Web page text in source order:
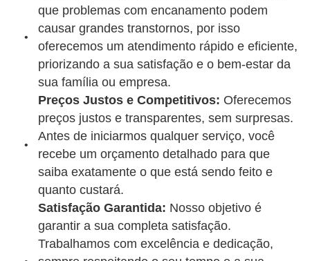
que problemas com encanamento podem
causar grandes transtornos, por isso
oferecemos um atendimento rápido e eficiente,
priorizando a sua satisfação e o bem-estar da
sua família ou empresa.
Preços Justos e Competitivos: Oferecemos
preços justos e transparentes, sem surpresas.
Antes de iniciarmos qualquer serviço, você
recebe um orçamento detalhado para que
saiba exatamente o que está sendo feito e
quanto custará.
Satisfação Garantida: Nosso objetivo é
garantir a sua completa satisfação.
Trabalhamos com excelência e dedicação,